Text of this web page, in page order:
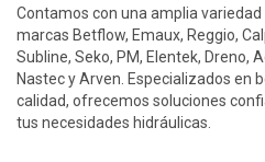
Contamos con una amplia
marcas Betflow, Emaux, Reggio,
Subline, Seko, PM, Elentek, Dreno,
Nastec y Arven. Especializados en
calidad, ofrecemos soluciones
tus necesidades hidráulicas.